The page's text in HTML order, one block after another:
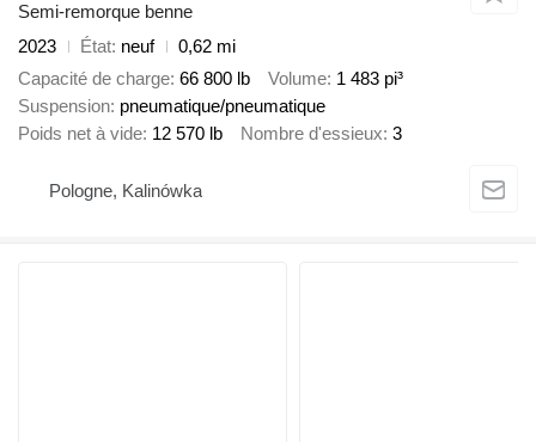
Semi-remorque benne
2023
État neuf
0,62 mi
Capacité de charge 66 800 lb Volume 1 483 pi³
Suspension pneumatique/pneumatique
Poids net à vide 12 570 lb Nombre d'essieux 3
Pologne, Kalinówka